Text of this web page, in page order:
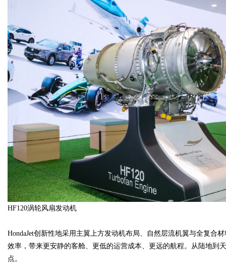
HF120涡轮风扇发动机
HondaJet创新性地采用主翼上方发动机布局、自然层流机翼与全复合
效率，带来更安静的客舱、更低的运营成本、更远的航程。从陆地到
点。